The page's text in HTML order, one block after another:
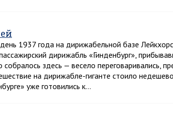
1937 года на дирижабельной базе
дирижабль «Гинденбург»,
здесь — весело переговаривались,
на дирижабле-гиганте стоило
уже готовились к…